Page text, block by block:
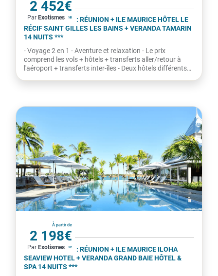
2 452€
par personne
ParExotismes
La Réunion
COMBINÉ 2 ILES : RÉUNION + ILE MAURICE HÔTEL LE
RÉCIF SAINT GILLES LES BAINS + VERANDA TAMARIN
14 NUITS ***
- Voyage 2 en 1 - Aventure et relaxation - Le prix
comprend les vols + hôtels + transferts aller/retour à
l'aéroport + transferts inter-îles - Deux hôtels différents